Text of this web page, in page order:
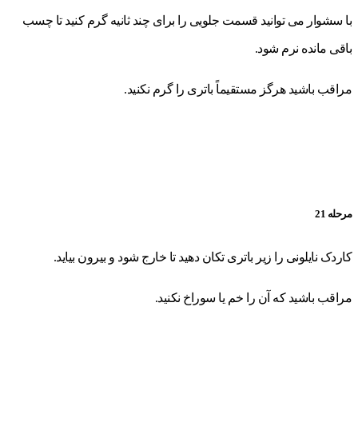
با سشوار می توانید قسمت جلویی را برای چند ثانیه گرم کنید تا چسب
باقی مانده نرم شود.
مراقب باشید هرگز مستقیماً باتری را گرم نکنید.
مرحله 21
کاردک نایلونی را زیر باتری تکان دهید تا خارج شود و بیرون بیاید.
مراقب باشید که آن را خم یا سوراخ نکنید.